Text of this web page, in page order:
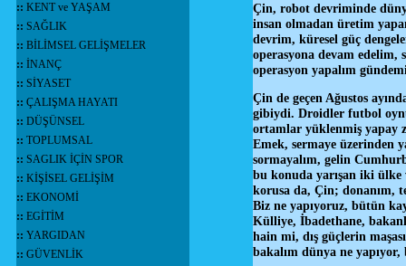
:: KENT ve YAŞAM
:: SAĞLIK
:: BİLİMSEL GELİŞMELER
:: İNANÇ
:: SİYASET
:: ÇALIŞMA HAYATI
:: DÜŞÜNSEL
:: TOPLUMSAL
:: SAGLIK İÇİN SPOR
:: KİŞİSEL GELİŞİM
:: EKONOMİ
:: EGİTİM
:: YARGIDAN
:: GÜVENLİK
Çin, robot devriminde
insan olmadan üretim
devrim, küresel güç
operasyona devam edelim,
operasyon yapalım
Çin de geçen Ağustos
gibiydi. Droidler futbol
ortamlar yüklenmiş yapay
Emek, sermaye üzerinden
sormayalım, gelin
bu konuda yarışan iki
korusa da, Çin; donanım,
Biz ne yapıyoruz, bütün
Külliye, İbadethane,
hain mi, dış güçlerin
bakalım dünya ne